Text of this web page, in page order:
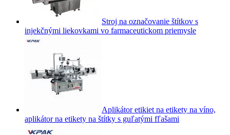
Stroj na označovanie štítkov s
injekčnými liekovkami vo farmaceutickom priemysle
Aplikátor etikiet na etikety na víno,
aplikátor na etikety na štítky s guľatými fľašami